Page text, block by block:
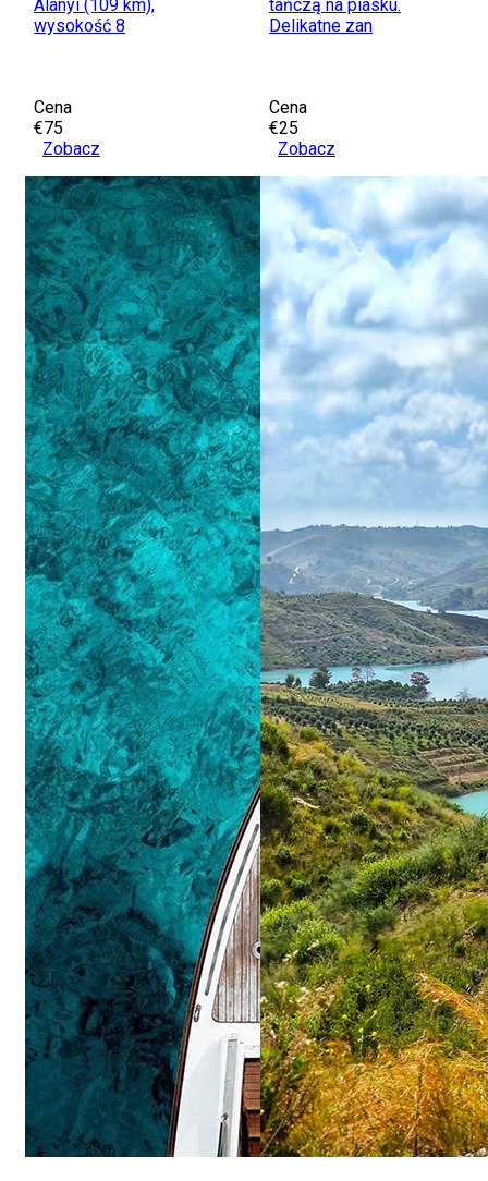
Alanyi (109 km),
wysokość 8
Cena
€75
Zobacz
tańczą na piasku.
Delikatne zan
Cena
€25
Zobacz